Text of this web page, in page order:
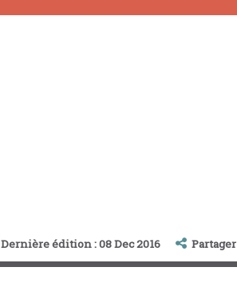
Dernière édition : 08 Dec 2016 Partager